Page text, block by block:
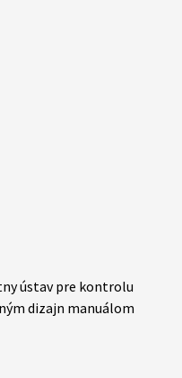
ústav pre kontrolu
dizajn manuálom